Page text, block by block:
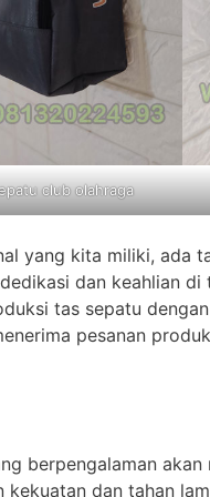
club olahraga
yang kita miliki, ada
dan keahlian di
tas sepatu
pesanan
berpengalaman
dan tahan